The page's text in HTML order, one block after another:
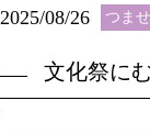
2025/08/26 つま
文化祭に